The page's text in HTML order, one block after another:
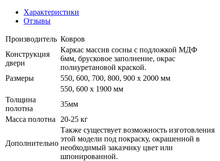
Характеристики
Отзывы
Производитель Ковров
Конструкция
двери
Каркас массив сосны с подложкой МДФ
6мм, брусковое заполнение, окрас
полиуретановой краской.
Размеры
550, 600, 700, 800, 900 x 2000 мм
550, 600 х 1900 мм
Толщина
полотна
35мм
Масса полотна
20-25 кг
Дополнительно
Также существует возможность изготовления
этой модели под покраску, окрашенной в
необходимый заказчику цвет или
шпонированной.